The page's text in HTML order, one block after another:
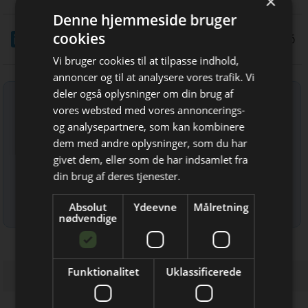
Bliv opdateret hver 14. dag
Få de vigtigste nyheder om
boligforeninger
direkte i din indbakke
LinkedIn
Del 13/1 2026
Tilmeld nyhedsbrev
Indtast din e-mail-adresse herunder.
Læs mere om udsendelsestidspunkter og afmelding her
Denne hjemmeside bruger
cookies
Vi bruger cookies til at tilpasse indhold,
annoncer og til at analysere vores trafik. Vi
deler også oplysninger om din brug af
vores websted med vores annoncerings-
og analysepartnere, som kan kombinere
dem med andre oplysninger, som du har
givet dem, eller som de har indsamlet fra
din brug af deres tjenester.
Absolut
nødvendige
Ydeevne Målretning
Funktionalitet Uklassificerede